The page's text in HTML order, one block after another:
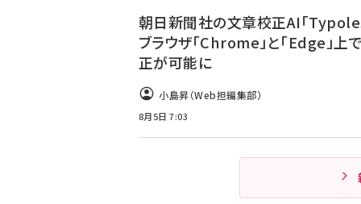
朝日新聞社の文章校正AI「
ブラウザ「Chrome」と「Edge」上
正が可能に
小島昇（Web担編集部）
8月5日 7:03